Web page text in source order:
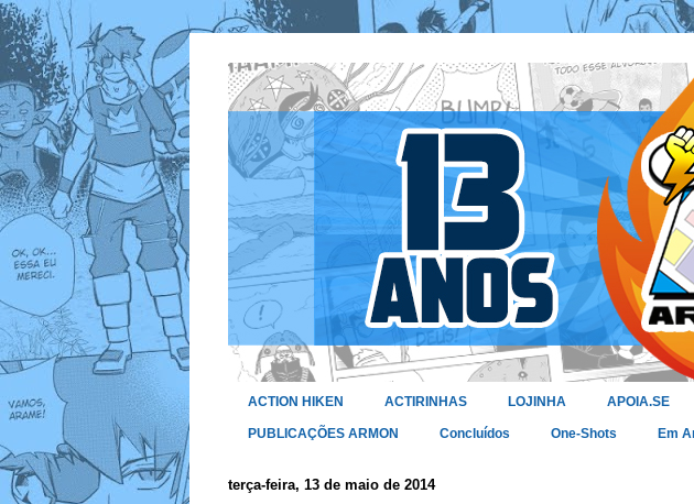
ACTION HIKEN ACTIRINHAS LOJINHA APOIA.SE
PUBLICAÇÕES ARMON Concluídos One-Shots Em
terça-feira, 13 de maio de 2014